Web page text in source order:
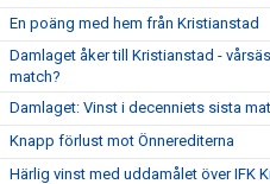
En poäng med hem från Kristianstad
Damlaget åker till Kristianstad -
match?
Damlaget: Vinst i decenniets sista
Knapp förlust mot Önnerediterna
Härlig vinst med uddamålet över IFK